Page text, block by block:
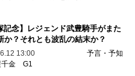
記念】レジェンド武豊騎手がまた
か？それとも波乱の結末か？
13:00
予言・予知
千金 G1